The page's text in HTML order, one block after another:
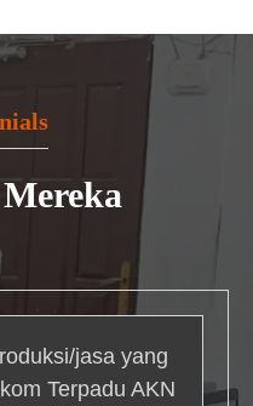
jasa yang
Terpadu AKN